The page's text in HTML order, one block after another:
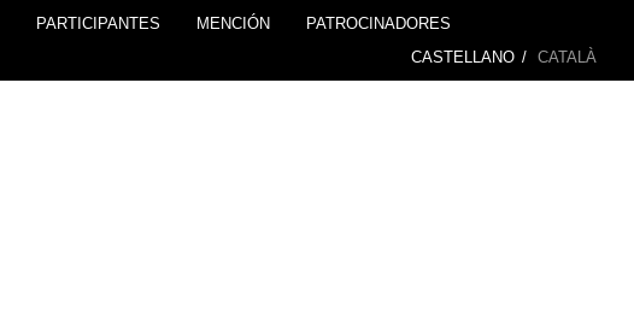
PARTICIPANTES MENCIÓN
PATROCINADORES
CASTELLANO / CATALÀ